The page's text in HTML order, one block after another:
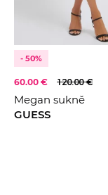
- 50%
60.00 € 120.00 €
Megan sukně
GUESS